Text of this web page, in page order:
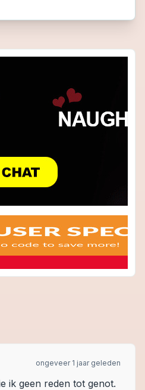
ongeveer 1 jaar geleden
ik geen reden tot genot.